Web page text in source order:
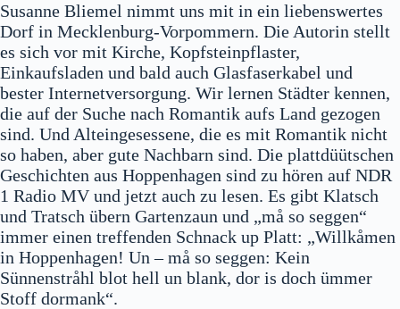
Susanne Bliemel nimmt uns mit in ein liebenswertes
Dorf in Mecklenburg-Vorpommern. Die Autorin stellt
es sich vor mit Kirche, Kopfsteinpflaster,
Einkaufsladen und bald auch Glasfaserkabel und
bester Internetversorgung. Wir lernen Städter kennen,
die auf der Suche nach Romantik aufs Land gezogen
sind. Und Alteingesessene, die es mit Romantik nicht
so haben, aber gute Nachbarn sind. Die plattdüütschen
Geschichten aus Hoppenhagen sind zu hören auf NDR
1 Radio MV und jetzt auch zu lesen. Es gibt Klatsch
und Tratsch übern Gartenzaun und „må so seggen“
immer einen treffenden Schnack up Platt: „Willkåmen
in Hoppenhagen! Un – må so seggen: Kein
Sünnenstråhl blot hell un blank, dor is doch ümmer
Stoff dormank“.